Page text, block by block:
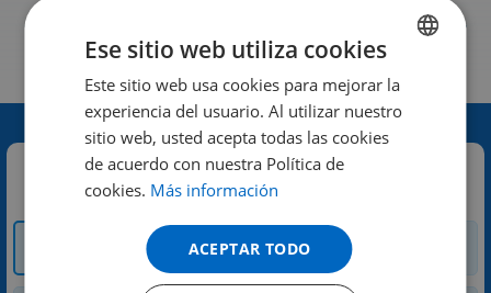
Contacte con nosotros:
Sesión de prueba
Cómo y dónde
comprar
ENGLISH
DUTCH
GERMAN
SPANISH
FRENCH
Ese sitio web utiliza cookies
Este sitio web usa cookies para mejorar la
experiencia del usuario. Al utilizar nuestro
sitio web, usted acepta todas las cookies
de acuerdo con nuestra Política de
cookies. Más información
ACEPTAR TODO